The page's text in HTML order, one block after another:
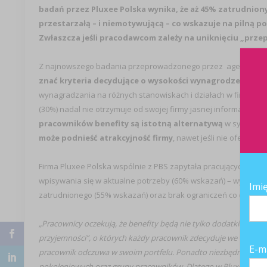
badań przez Pluxee Polska wynika, że aż 45%
przestarzałą – i niemotywującą – co wskazuje na pilną
Zwłaszcza jeśli pracodawcom zależy na uniknięciu
Z najnowszego badania przeprowadzonego przez agencję
znać kryteria decydujące o wysokości wynagrodzeń w
wynagradzania na różnych stanowiskach i działach w firmie.
(30%) nadal nie otrzymuje od swojej firmy jasnej informacji
pracowników benefity są istotną alternatywą w sytuacji,
może podnieść atrakcyjność firmy, nawet jeśli nie oferuje
Firma Pluxee Polska wspólnie z PBS zapytała pracujących
wpisywania się w aktualne potrzeby (60% wskazań) –
zatrudnionego (55% wskazań) oraz brak ograniczeń co do
„Pracownicy oczekują, że benefity będą nie tylko dodatkiem,
przyjemności”, o których każdy pracownik zdecyduje we
pracownik odczuwa w swoim portfelu. Ponadto niezbędne jest
E-